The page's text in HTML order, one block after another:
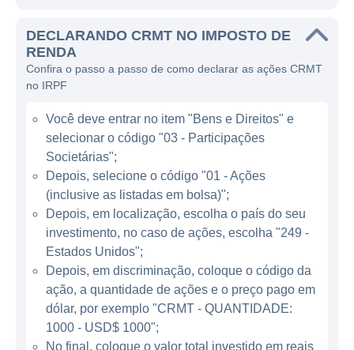
O modelo de negócios da America's Car-
Mart baseia-se em adquirir veículos usados
de qualidade, que são apresentados aos
atraentes. A empresa não só vende os
veículos, como também oferece um pacote
de serviços, que pode incluir garantias e
opções de proteção de veículos. Dessa
forma, a Car-Mart garante uma receita sólida
através da venda de veículos e das taxas de
juros cobradas nos financiamentos.
ATUAÇÃO DA AMERICA'S CAR-MART
A America's Car-Mart opera principalmente
DECLARANDO CRMT NO IMPOSTO DE
RENDA
Confira o passo a passo de como declarar as ações CRMT
no IRPF
Você deve entrar no item "Bens e Direitos" e
selecionar o código "03 - Participações
Societárias";
Depois, selecione o código "01 - Ações
(inclusive as listadas em bolsa)";
Depois, em localização, escolha o país do seu
investimento, no caso de ações, escolha "249 -
Estados Unidos";
Depois, em discriminação, coloque o código da
ação, a quantidade de ações e o preço pago em
dólar, por exemplo "CRMT - QUANTIDADE:
1000 - USD$ 1000";
No final, coloque o valor total investido em reais